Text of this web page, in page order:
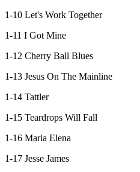
1-10 Let's Work Together
1-11 I Got Mine
1-12 Cherry Ball Blues
1-13 Jesus On The Mainline
1-14 Tattler
1-15 Teardrops Will Fall
1-16 Maria Elena
1-17 Jesse James